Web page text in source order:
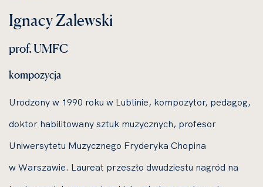
Ignacy Zalewski
prof. UMFC
kompozycja
Urodzony w 1990 roku w Lublinie, kompozytor, pedagog,
doktor habilitowany sztuk muzycznych, profesor
Uniwersytetu Muzycznego Fryderyka Chopina
w Warszawie. Laureat przeszło dwudziestu nagród na